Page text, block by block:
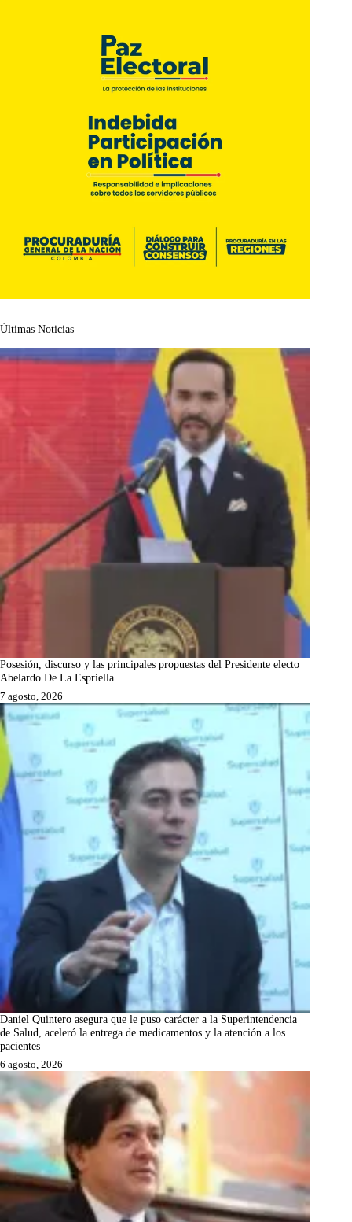
Últimas Noticias
Posesión, discurso y las principales propuestas del Presidente electo
Abelardo De La Espriella
7 agosto, 2026
Daniel Quintero asegura que le puso carácter a la Superintendencia
de Salud, aceleró la entrega de medicamentos y la atención a los
pacientes
6 agosto, 2026